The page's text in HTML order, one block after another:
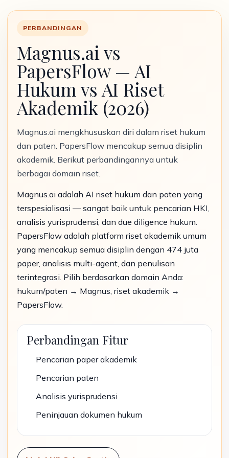
PERBANDINGAN
Magnus.ai vs
PapersFlow — AI
Hukum vs AI Riset
Akademik (2026)
Magnus.ai mengkhususkan diri dalam riset hukum
dan paten. PapersFlow mencakup semua disiplin
akademik. Berikut perbandingannya untuk
berbagai domain riset.
Magnus.ai adalah AI riset hukum dan paten yang
terspesialisasi — sangat baik untuk pencarian HKI,
analisis yurisprudensi, dan due diligence hukum.
PapersFlow adalah platform riset akademik umum
yang mencakup semua disiplin dengan 474 juta
paper, analisis multi-agent, dan penulisan
terintegrasi. Pilih berdasarkan domain Anda:
hukum/paten → Magnus, riset akademik →
PapersFlow.
Perbandingan Fitur
Pencarian paper akademik
Pencarian paten
Analisis yurisprudensi
Peninjauan dokumen hukum